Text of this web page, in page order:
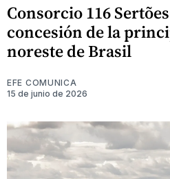
Consorcio 116
concesión de la
noreste de Brasil
EFE COMUNICA
15 de junio de 2026